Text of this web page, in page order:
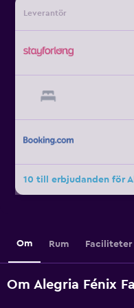
Leverantör
10 till erbjudanden för
Om Rum Faciliteter
Om Alegria Fénix